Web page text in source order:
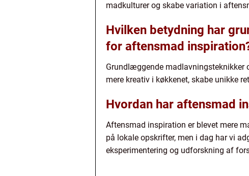
madkulturer og skabe variation i
Hvilken betydning har
for aftensmad
Grundlæggende madlavningsteknikker
mere kreativ i køkkenet, skabe unikke
Hvordan har aftensmad
Aftensmad inspiration er blevet mere
på lokale opskrifter, men i dag har vi
eksperimentering og udforskning af